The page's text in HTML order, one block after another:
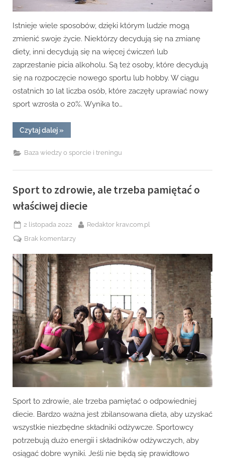
Istnieje wiele sposobów, dzięki którym ludzie mogą
zmienić swoje życie. Niektórzy decydują się na zmianę
diety, inni decydują się na więcej ćwiczeń lub
zaprzestanie picia alkoholu. Są też osoby, które decydują
się na rozpoczęcie nowego sportu lub hobby. W ciągu
ostatnich 10 lat liczba osób, które zaczęły uprawiać nowy
sport wzrosła o 20%. Wynika to…
Czytaj dalej“Chcesz
zmienić
życie?
Zacznij
znalezienia
dla
siebie!”
»
Baza wiedzy o sporcie i treningu
Sport to zdrowie, ale trzeba pamiętać o
właściwej diecie
Posted
on
2 listopada 2022 By
Redaktor krav.com.pl
Brak komentarzydo
to
zdrowie,
ale
trzeba
pamiętać
o
właściwej
diecie
Sport to zdrowie, ale trzeba pamiętać o odpowiedniej
diecie. Bardzo ważna jest zbilansowana dieta, aby uzyskać
wszystkie niezbędne składniki odżywcze. Sportowcy
potrzebują dużo energii i składników odżywczych, aby
osiągać dobre wyniki. Jeśli nie będą się prawidłowo